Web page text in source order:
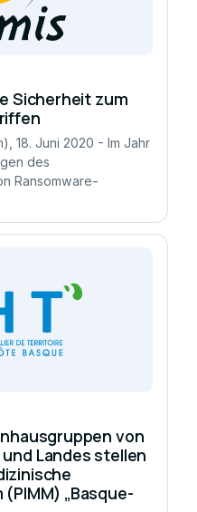
Sicherheit zum
18. Juni 2020 - Im Jahr
des
Ransomware-
von
Landes stellen
„Basque-